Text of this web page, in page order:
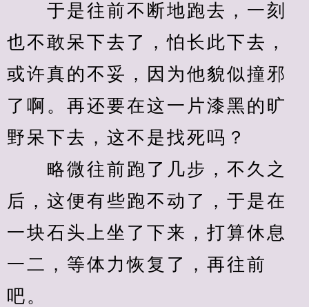
于是往前不断地跑去，一刻
也不敢呆下去了，怕长此下去，
或许真的不妥，因为他貌似撞邪
了啊。再还要在这一片漆黑的旷
野呆下去，这不是找死吗？
略微往前跑了几步，不久之
后，这便有些跑不动了，于是在
一块石头上坐了下来，打算休息
一二，等体力恢复了，再往前
吧。